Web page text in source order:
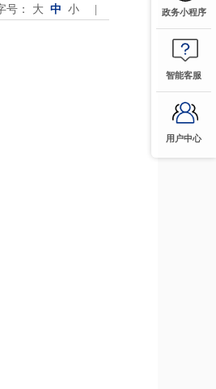
号： 大 中 小 政务小程序
智能客服
用户中心